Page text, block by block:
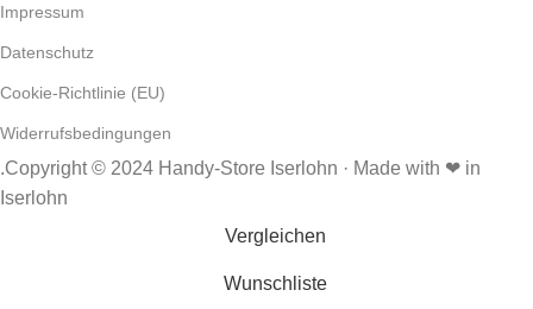
Impressum
Datenschutz
Cookie-Richtlinie (EU)
Widerrufsbedingungen
.Copyright © 2024 Handy-Store Iserlohn · Made with ❤ in
Iserlohn
Vergleichen
Wunschliste